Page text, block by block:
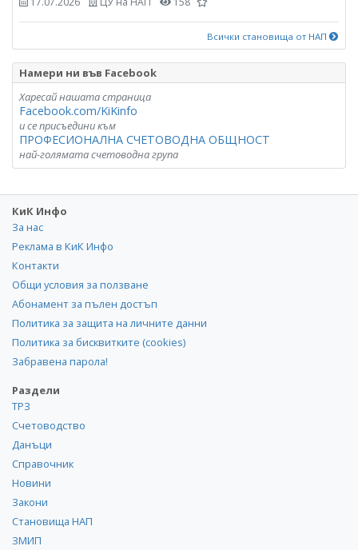
Всички становища от НАП
Намери ни във Facebook
Харесай нашата страница
Facebook.com/KiKinfo
и се присъедини към
ПРОФЕСИОНАЛНА СЧЕТОВОДНА ОБЩНОСТ
най-голямата счетоводна група
КиК Инфо
За нас
Реклама в КиК Инфо
Контакти
Общи условия за ползване
Абонамент за пълен достъп
Политика за защита на личните данни
Политика за бисквитките (cookies)
Забравена парола!
Раздели
ТРЗ
Счетоводство
Данъци
Справочник
Новини
Закони
Становища НАП
ЗМИП